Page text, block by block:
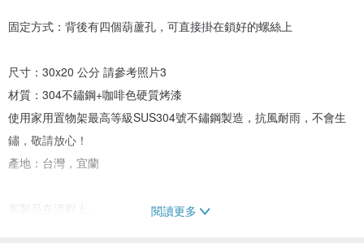
固定方式：背後有四個葫蘆孔，可直接掛在鎖好的螺絲上
尺寸：30x20 公分 請參考照片3
材質：304不鏽鋼+咖啡色硬質烤漆
使用家用置物架最高等級SUS304號不鏽鋼製造，抗風耐雨，不會生
鏽，敬請放心！
產地：台灣，宜蘭
客製品在流程上，
閱讀更多